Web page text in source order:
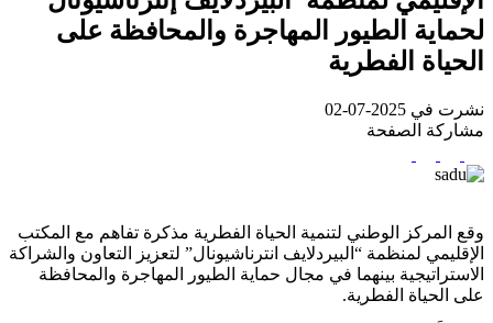
لحماية الطيور المهاجرة والمحافظة على
الحياة الفطرية
نشرت في 2025-07-02
مشاركة الصفحة
وقع المركز الوطني لتنمية الحياة الفطرية مذكرة تفاهم مع المكتب
الإقليمي لمنظمة “البيردلايف انترناشيونال” لتعزيز التعاون والشراكة
الاستراتيجية بينهما في مجال حماية الطيور المهاجرة والمحافظة
على الحياة الفطرية.